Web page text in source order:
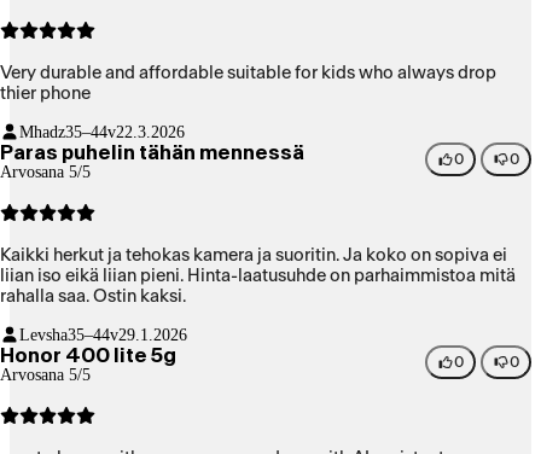
Very durable and affordable suitable for kids who always drop
thier phone
Mhadz35–44v22.3.2026
Paras puhelin tähän mennessä
Arvosana 5/5
0 0
Kaikki herkut ja tehokas kamera ja suoritin. Ja koko on sopiva ei
liian iso eikä liian pieni. Hinta-laatusuhde on parhaimmistoa mitä
rahalla saa. Ostin kaksi.
Levsha35–44v29.1.2026
Honor 400 lite 5g
Arvosana 5/5
0 0